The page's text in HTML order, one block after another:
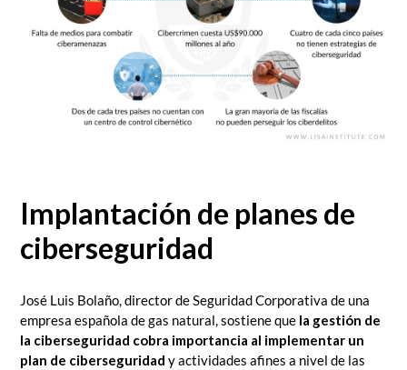
Implantación de planes de
ciberseguridad
José Luis Bolaño, director de Seguridad Corporativa de una
empresa española de gas natural, sostiene que la gestión de
la ciberseguridad cobra importancia al implementar un
plan de ciberseguridad y actividades afines a nivel de las